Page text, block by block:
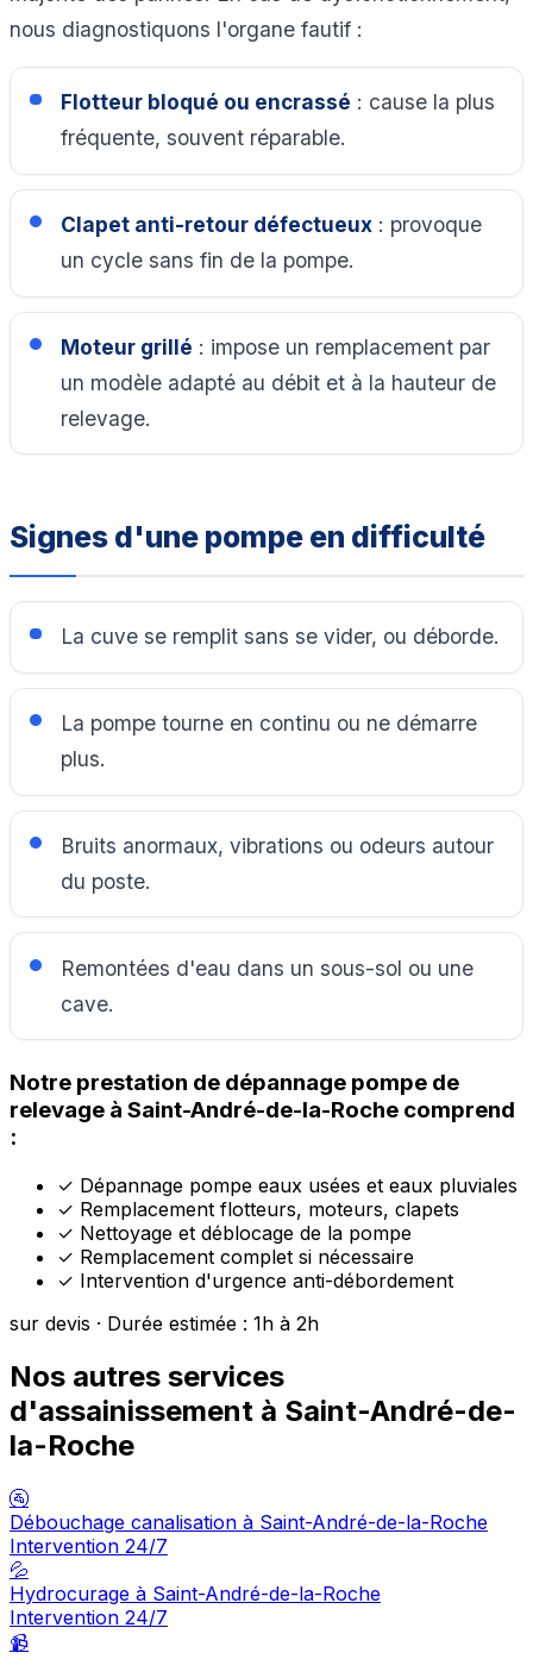
nous diagnostiquons l'organe fautif :
Flotteur bloqué ou encrassé : cause la plus
fréquente, souvent réparable.
Clapet anti-retour défectueux: provoque
un cycle sans fin de la pompe.
Moteur grillé : impose un remplacement par
un modèle adapté au débit et à la hauteur de
relevage.
Signes d'une pompe en difficulté
La cuve se remplit sans se vider, ou déborde.
La pompe tourne en continu ou ne démarre
plus.
Bruits anormaux, vibrations ou odeurs autour
du poste.
Remontées d'eau dans un sous-sol ou une
cave.
Notre prestation de dépannage pompe de
relevage à Saint-André-de-la-Roche comprend
:
✓ Dépannage pompe eaux usées et eaux pluviales
✓ Remplacement flotteurs, moteurs, clapets
✓ Nettoyage et déblocage de la pompe
✓ Remplacement complet si nécessaire
✓ Intervention d'urgence anti-débordement
sur devis · Durée estimée : 1h à 2h
Nos autres services
d'assainissement à Saint-André-de-
la-Roche
🚰
Débouchage canalisation à Saint-André-de-la-Roche
Intervention 24/7
💦
Hydrocurage à Saint-André-de-la-Roche
Intervention 24/7
📹